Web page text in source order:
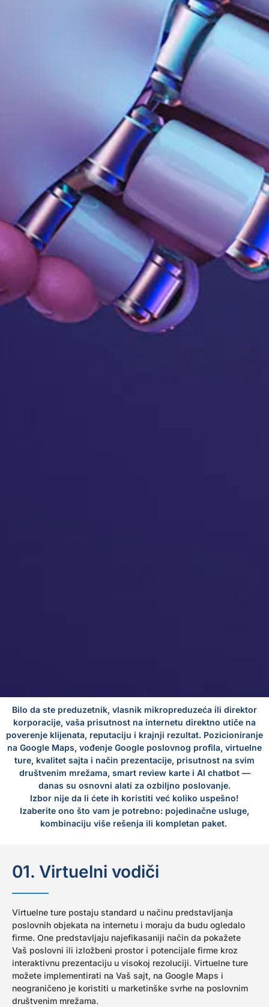
Bilo da ste preduzetnik, vlasnik mikropreduzeća ili direktor
korporacije, vaša prisutnost na internetu direktno utiče na
poverenje klijenata, reputaciju i krajnji rezultat. Pozicioniranje
na Google Maps, vođenje Google poslovnog profila, virtuelne
ture, kvalitet sajta i način prezentacije, prisutnost na svim
društvenim mrežama, smart review karte i AI chatbot —
danas su osnovni alati za ozbiljno poslovanje.
Izbor nije da li ćete ih koristiti već koliko uspešno!
Izaberite ono što vam je potrebno: pojedinačne usluge,
kombinaciju više rešenja ili kompletan paket.
01. Virtuelni vodiči
Virtuelne ture postaju standard u načinu predstavljanja
poslovnih objekata na internetu i moraju da budu ogledalo
firme. One predstavljaju najefikasaniji način da pokažete
Vaš poslovni ili izložbeni prostor i potencijale firme kroz
interaktivnu prezentaciju u visokoj rezoluciji. Virtuelne ture
možete implementirati na Vaš sajt, na Google Maps i
neograničeno je koristiti u marketinške svrhe na poslovnim
društvenim mrežama.